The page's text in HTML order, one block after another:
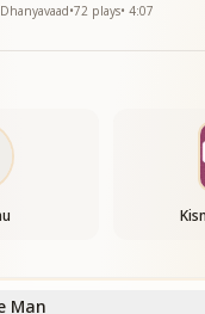
•72 plays• 4:07
Man